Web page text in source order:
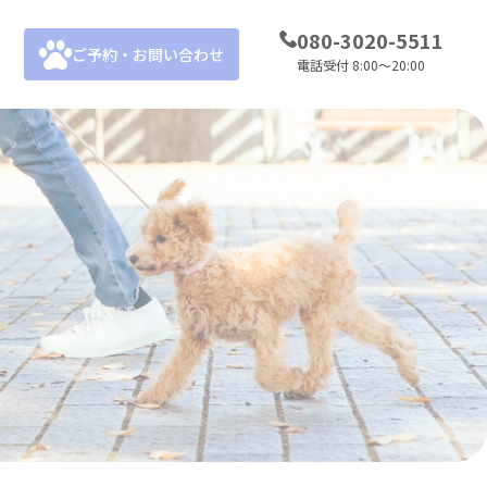
ご予約・お問い合わせ 080-3020-5511
電話受付 8:00～20:00